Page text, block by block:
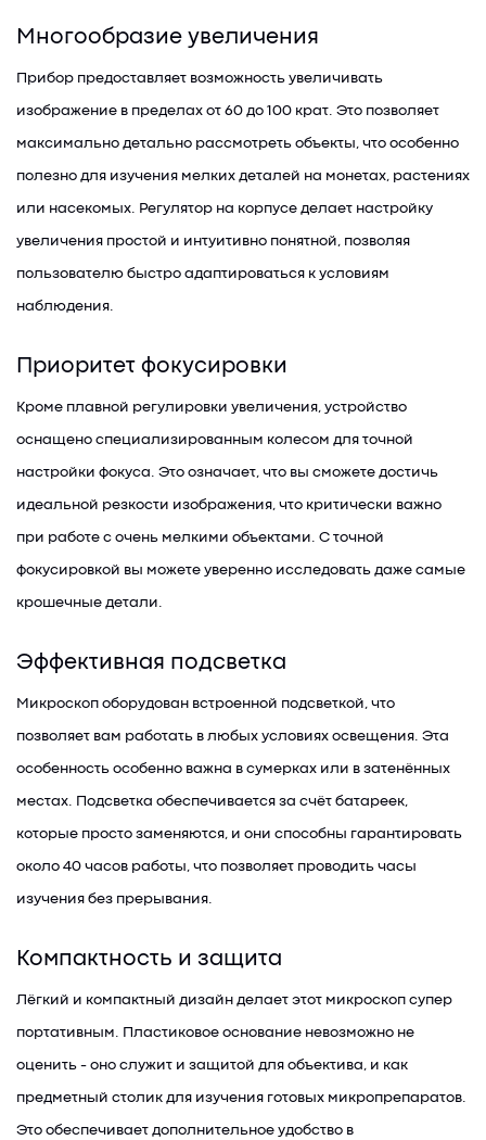
Многообразие увеличения
Прибор предоставляет возможность увеличивать
изображение в пределах от 60 до 100 крат. Это позволяет
максимально детально рассмотреть объекты, что особенно
полезно для изучения мелких деталей на монетах, растениях
или насекомых. Регулятор на корпусе делает настройку
увеличения простой и интуитивно понятной, позволяя
пользователю быстро адаптироваться к условиям
наблюдения.
Приоритет фокусировки
Кроме плавной регулировки увеличения, устройство
оснащено специализированным колесом для точной
настройки фокуса. Это означает, что вы сможете достичь
идеальной резкости изображения, что критически важно
при работе с очень мелкими объектами. С точной
фокусировкой вы можете уверенно исследовать даже самые
крошечные детали.
Эффективная подсветка
Микроскоп оборудован встроенной подсветкой, что
позволяет вам работать в любых условиях освещения. Эта
особенность особенно важна в сумерках или в затенённых
местах. Подсветка обеспечивается за счёт батареек,
которые просто заменяются, и они способны гарантировать
около 40 часов работы, что позволяет проводить часы
изучения без прерывания.
Компактность и защита
Лёгкий и компактный дизайн делает этот микроскоп супер
портативным. Пластиковое основание невозможно не
оценить - оно служит и защитой для объектива, и как
предметный столик для изучения готовых микропрепаратов.
Это обеспечивает дополнительное удобство в